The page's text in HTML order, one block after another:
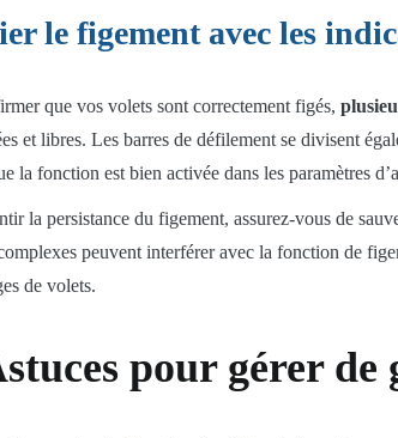
le figement avec les
que vos volets sont correctement figés,
et libres. Les barres de défilement se divisent
la fonction est bien activée dans les paramètres
la persistance du figement, assurez-vous de
peuvent interférer avec la fonction de
de volets.
pour gérer de